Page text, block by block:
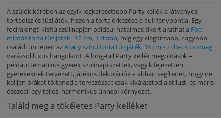
A szülők körében az egyik legkeresettebb Party kellék a látványos
tortadísz és tűzijáték, hiszen a torta érkezése a buli fénypontja. Egy
focirajongó kisfiú szülinapján például hatalmas sikert arathat a Foci
mintás torta tűzijáték - 12 cm, 1 darab, míg egy elegánsabb, nagyobb
családi ünnepen azArany színű torta tűzijáték, 18 cm - 2 db-os csomag
varázsol luxus hangulatot. A long-tail Party kellék megoldások –
például tematikus gyerek szülinapi szettek, vagy kifejezetten
gyerekeknek tervezett, játékos dekorációk – abban segítenek, hogy ne
kelljen órákat töltened a tervezéssel: csak kiválasztod a stílust, és máris
összeáll egy teljes, harmonikus ünnepi környezet.
Találd meg a tökéletes Party kelléket